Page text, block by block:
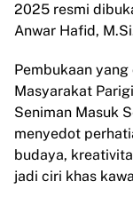
2025 resmi
Anwar Hafid,
Pembukaan
Masyarakat
Seniman Masuk
menyedot
budaya,
jadi ciri khas